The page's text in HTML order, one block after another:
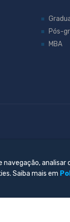
Pós-
MBA
Saiba mais em